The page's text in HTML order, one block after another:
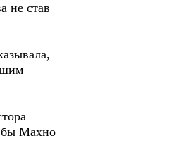
не став
бы Махно